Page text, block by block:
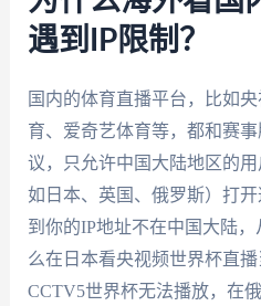
遇到IP限制？
国内的体育直播平台，比如
育、爱奇艺体育等，都和赛
议，只允许中国大陆地区的
如日本、英国、俄罗斯）打
到你的IP地址不在中国大陆
么在日本看央视频世界杯直
CCTV5世界杯无法播放，在